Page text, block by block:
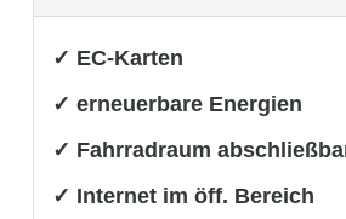
✓ EC-Karten
✓ erneuerbare Energien
✓ Fahrradraum
✓ Internet im öff. Bereich